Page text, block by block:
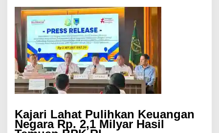
Kajari Lahat Pulihkan Keuangan
Negara Rp. 2,1 Milyar Hasil